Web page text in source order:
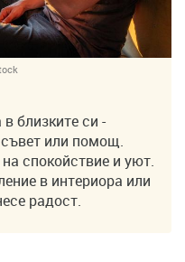
близките си -
или помощ.
спокойствие и уют.
в интериора или
радост.